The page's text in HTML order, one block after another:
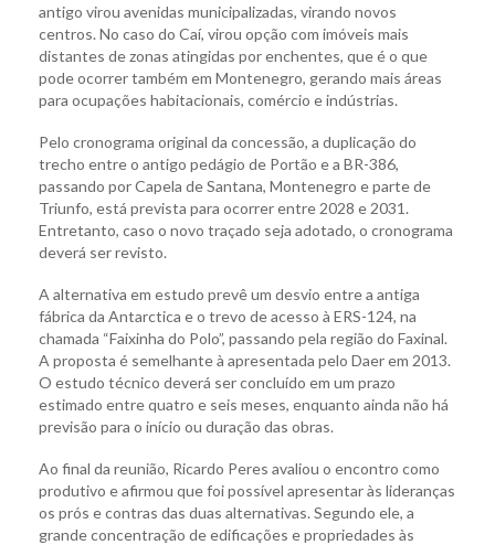
antigo virou avenidas municipalizadas, virando novos
centros. No caso do Caí, virou opção com imóveis mais
distantes de zonas atingidas por enchentes, que é o que
pode ocorrer também em Montenegro, gerando mais áreas
para ocupações habitacionais, comércio e indústrias.
Pelo cronograma original da concessão, a duplicação do
trecho entre o antigo pedágio de Portão e a BR-386,
passando por Capela de Santana, Montenegro e parte de
Triunfo, está prevista para ocorrer entre 2028 e 2031.
Entretanto, caso o novo traçado seja adotado, o cronograma
deverá ser revisto.
A alternativa em estudo prevê um desvio entre a antiga
fábrica da Antarctica e o trevo de acesso à ERS-124, na
chamada “Faixinha do Polo”, passando pela região do Faxinal.
A proposta é semelhante à apresentada pelo Daer em 2013.
O estudo técnico deverá ser concluído em um prazo
estimado entre quatro e seis meses, enquanto ainda não há
previsão para o início ou duração das obras.
Ao final da reunião, Ricardo Peres avaliou o encontro como
produtivo e afirmou que foi possível apresentar às lideranças
os prós e contras das duas alternativas. Segundo ele, a
grande concentração de edificações e propriedades às